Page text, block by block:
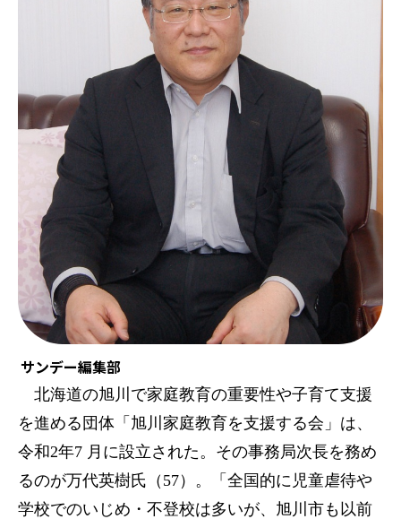
サンデー編集部
北海道の旭川で家庭教育の重要性や子育て支援
を進める団体「旭川家庭教育を支援する会」は、
令和2年7 月に設立された。その事務局次長を務め
るのが万代英樹氏（57）。「全国的に児童虐待や
学校でのいじめ・不登校は多いが、旭川市も以前